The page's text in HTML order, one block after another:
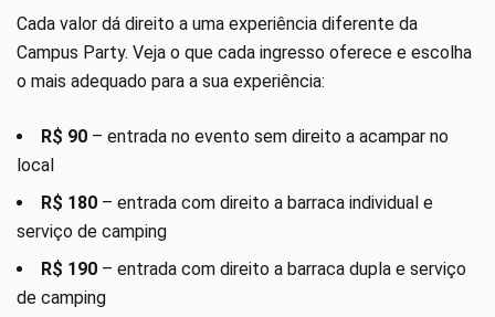
Cada valor dá direito a uma experiência diferente da
Campus Party. Veja o que cada ingresso oferece e escolha
o mais adequado para a sua experiência:
R$ 90 – entrada no evento sem direito a acampar no
local
R$ 180 – entrada com direito a barraca individual e
serviço de camping
R$ 190 – entrada com direito a barraca dupla e serviço
de camping